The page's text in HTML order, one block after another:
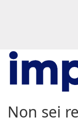
Non sei